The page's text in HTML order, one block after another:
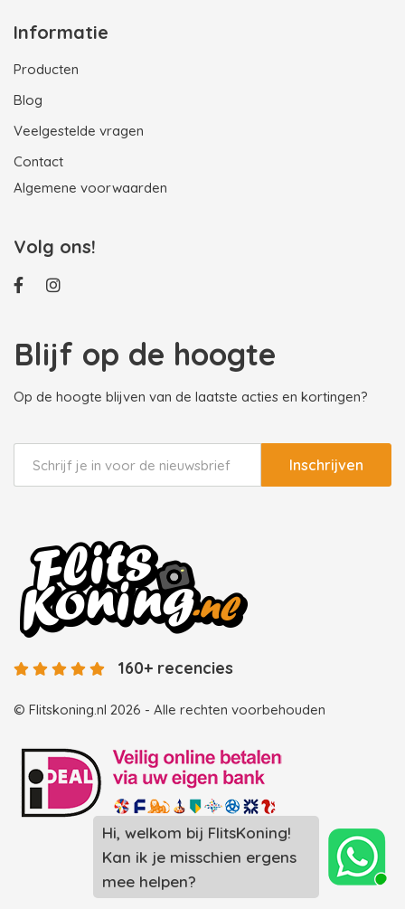
Hi, welkom bij FlitsKoning!
Kan ik je misschien ergens
mee helpen?
Informatie
Producten
Blog
Veelgestelde vragen
Contact
Algemene voorwaarden
Volg ons!
Blijf op de hoogte
Op de hoogte blijven van de laatste acties en kortingen?
Inschrijven
© Flitskoning.nl 2026 - Alle rechten voorbehouden
160+ recencies
Landingspagina overzicht photobooths
Landingspagina overzicht videobooths
Photobooth huren in Spijkenisse